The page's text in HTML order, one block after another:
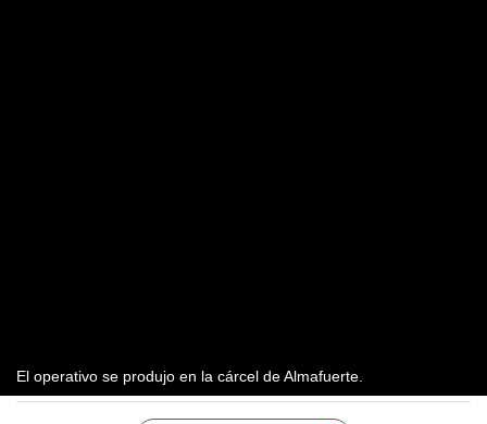
El operativo se produjo en la cárcel de Almafuerte.